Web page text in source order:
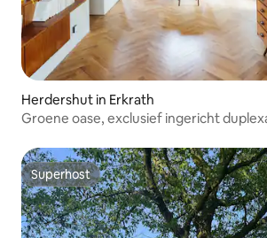
Herdershut in Erkrath
Groene oase, exclusief ingericht
Superhost
Superhost